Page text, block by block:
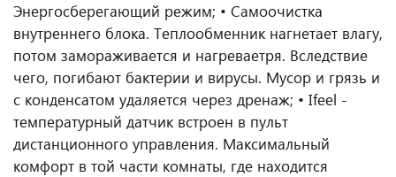
Энергосберегающий режим; • Самоочистка
внутреннего блока. Теплообменник нагнетает влагу,
потом замораживается и нагреваетря. Вследствие
чего, погибают бактерии и вирусы. Мусор и грязь и
с конденсатом удаляется через дренаж; • Ifeel -
температурный датчик встроен в пульт
дистанционного управления. Максимальный
комфорт в той части комнаты, где находится